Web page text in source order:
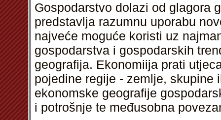
Gospodarstvo dolazi od glagora
predstavlja razumnu uporabu
najveće moguće koristi uz
gospodarstva i gospodarskih
geografija. Ekonomiija prati
pojedine regije - zemlje, skupine
ekonomske geografije
i potrošnje te međusobna